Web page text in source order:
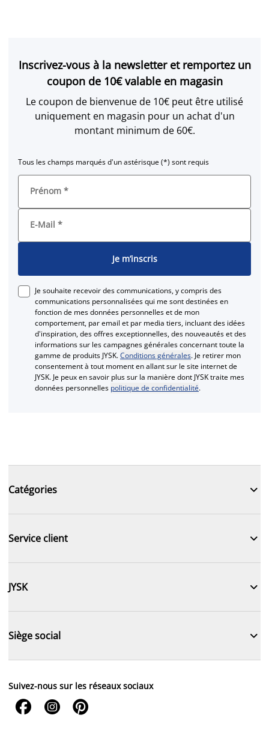
Inscrivez-vous à la newsletter et remportez un
coupon de 10€ valable en magasin
Le coupon de bienvenue de 10€ peut être utilisé
uniquement en magasin pour un achat d'un
montant minimum de 60€.
Tous les champs marqués d'un astérisque (*) sont requis
Prénom *
E-Mail *
Je m’inscris
Je souhaite recevoir des communications, y compris des
communications personnalisées qui me sont destinées en
fonction de mes données personnelles et de mon
comportement, par email et par media tiers, incluant des idées
d'inspiration, des offres exceptionnelles, des nouveautés et des
informations sur les campagnes générales concernant toute la
gamme de produits JYSK.Conditions générales. Je retirer mon
consentement à tout moment en allant sur le site internet de
JYSK. Je peux en savoir plus sur la manière dont JYSK traite mes
données personnelles politique de confidentialité.
Catégories 
Service client 
JYSK 
Siège social 
Suivez-nous sur les réseaux sociaux
  